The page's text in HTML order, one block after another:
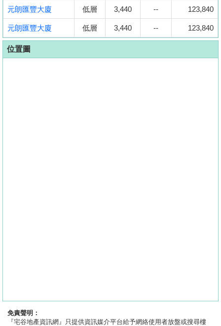
元朗匯豐大廈 低層 3,440 -- 123,840
元朗匯豐大廈 低層 3,440 -- 123,840
位置圖
免責聲明：
『宅谷地產資訊網』只提供資訊媒介平台給予網絡使用者放盤或搜尋樓